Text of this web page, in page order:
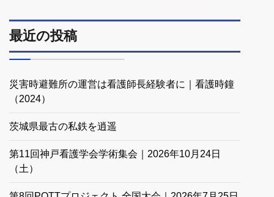
最近の投稿
災害時避難所の運営は看護師長経験者に｜看護時鐘
（2024）
茨城県最古の私鉄を逍遥
第11回神戸看護学会学術集会｜2026年10月24日
（土）